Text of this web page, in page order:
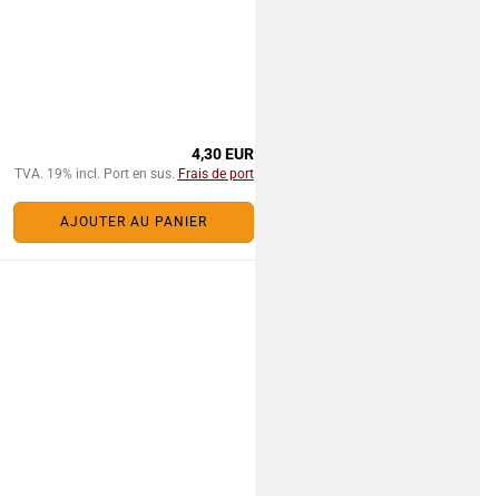
4,30 EUR
TVA. 19% incl. Port en sus. Frais de port
AJOUTER AU PANIER